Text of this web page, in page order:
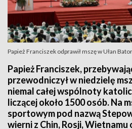
Papież Franciszek odprawił mszę w Ułan
Papież Franciszek,
przewodniczył w niedzielę
niemal całej wspólnoty
liczącej około 1500 osób. Na
sportowym pod nazwą
wierni z Chin, Rosji,